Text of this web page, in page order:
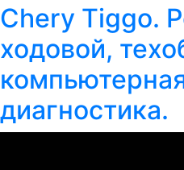
Chery Tiggo.
ходовой,
диагностика.